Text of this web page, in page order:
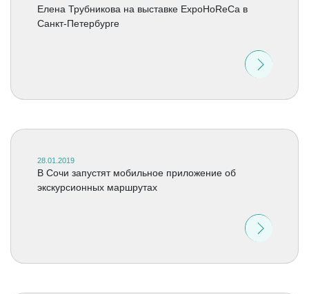
Елена Трубникова на выставке ExpoHoReCa в
Санкт-Петербурге
28.01.2019
В Сочи запустят мобильное приложение об
экскурсионных маршрутах